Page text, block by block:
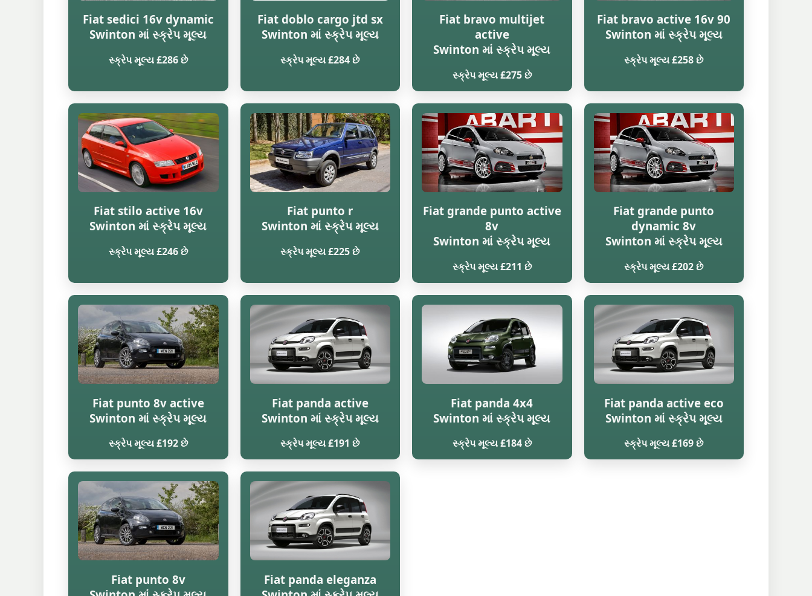
Fiat sedici 16v dynamic
Swinton માં સ્ક્રેપ મૂલ્ય
સ્ક્રેપ મૂલ્ય £286 છે
Fiat doblo cargo jtd sx
Swinton માં સ્ક્રેપ મૂલ્ય
સ્ક્રેપ મૂલ્ય £284 છે
Fiat bravo multijet
active
Swinton માં સ્ક્રેપ મૂલ્ય
સ્ક્રેપ મૂલ્ય £275 છે
Fiat bravo active 16v 90
Swinton માં સ્ક્રેપ મૂલ્ય
સ્ક્રેપ મૂલ્ય £258 છે
Fiat stilo active 16v
Swinton માં સ્ક્રેપ મૂલ્ય
સ્ક્રેપ મૂલ્ય £246 છે
Fiat punto r
Swinton માં સ્ક્રેપ મૂલ્ય
સ્ક્રેપ મૂલ્ય £225 છે
Fiat grande punto active
8v
Swinton માં સ્ક્રેપ મૂલ્ય
સ્ક્રેપ મૂલ્ય £211 છે
Fiat grande punto
dynamic 8v
Swinton માં સ્ક્રેપ મૂલ્ય
સ્ક્રેપ મૂલ્ય £202 છે
Fiat punto 8v active
Swinton માં સ્ક્રેપ મૂલ્ય
સ્ક્રેપ મૂલ્ય £192 છે
Fiat panda active
Swinton માં સ્ક્રેપ મૂલ્ય
સ્ક્રેપ મૂલ્ય £191 છે
Fiat panda 4x4
Swinton માં સ્ક્રેપ મૂલ્ય
સ્ક્રેપ મૂલ્ય £184 છે
Fiat panda active eco
Swinton માં સ્ક્રેપ મૂલ્ય
સ્ક્રેપ મૂલ્ય £169 છે
Fiat punto 8v
Fiat panda eleganza